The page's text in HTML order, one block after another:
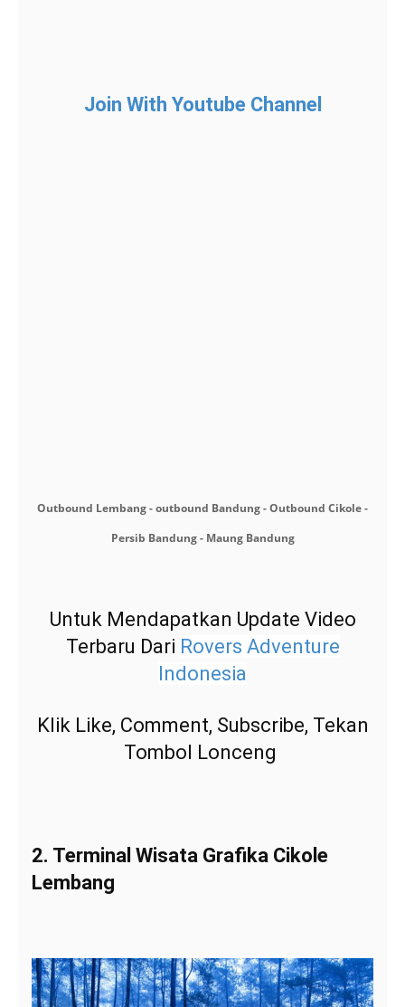
Join With Youtube Channel
Outbound Lembang - outbound Bandung - Outbound Cikole -
Persib Bandung - Maung Bandung
Untuk Mendapatkan Update Video
Terbaru Dari Rovers Adventure
Indonesia
Klik Like, Comment, Subscribe, Tekan
Tombol Lonceng
2. Terminal Wisata Grafika Cikole
Lembang